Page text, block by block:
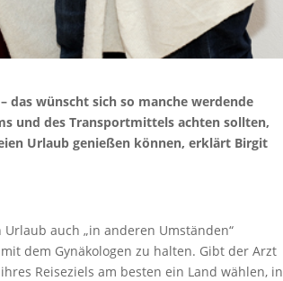
das wünscht sich so manche werdende
und des Transportmittels achten sollten,
Urlaub genießen können, erklärt Birgit
auch „in anderen Umständen“
dem Gynäkologen zu halten. Gibt der Arzt
Reiseziels am besten ein Land wählen, in